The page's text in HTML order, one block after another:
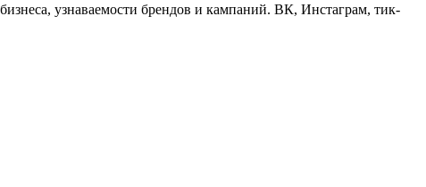
узнаваемости брендов и кампаний. ВК, Инстаграм, тик-